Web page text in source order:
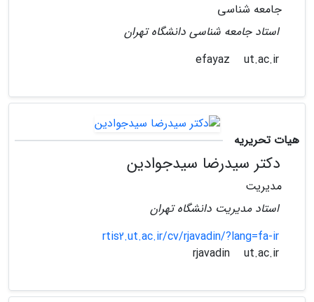
جامعه شناسی
استاد جامعه شناسی دانشگاه تهران
ut.ac.ir
هیات تحریریه
دکتر سیدرضا سیدجوادین
مدیریت
استاد مدیریت دانشگاه تهران
rtis2.ut.ac.ir/cv/rjavadin/?lang=fa-ir
ut.ac.ir